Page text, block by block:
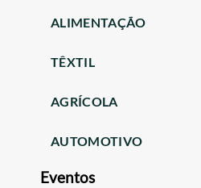
ALIMENTAÇÃO
TÊXTIL
AGRÍCOLA
AUTOMOTIVO
Eventos